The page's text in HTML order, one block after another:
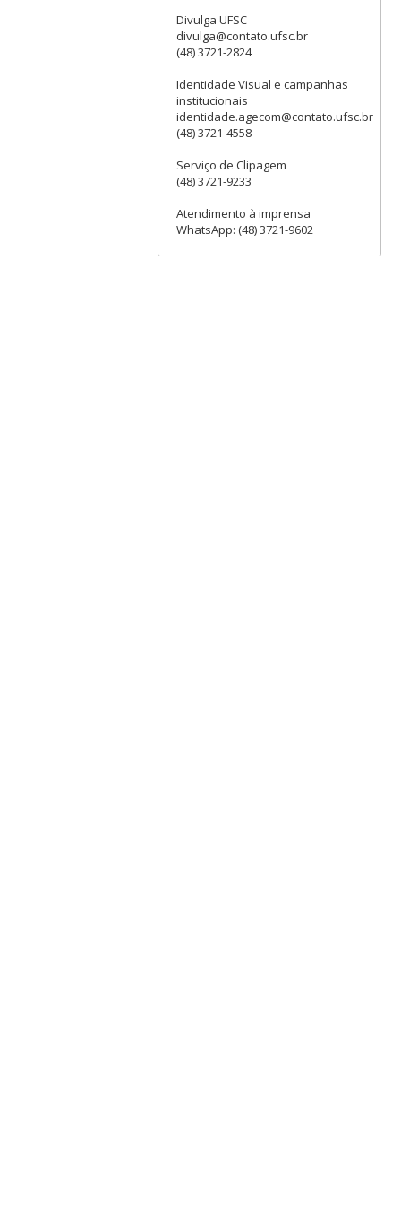
Divulga UFSC
divulga@contato.ufsc.br
(48) 3721-2824
Identidade Visual e campanhas
institucionais
identidade.agecom@contato.ufsc.br
(48) 3721-4558
Serviço de Clipagem
(48) 3721-9233
Atendimento à imprensa
WhatsApp: (48) 3721-9602